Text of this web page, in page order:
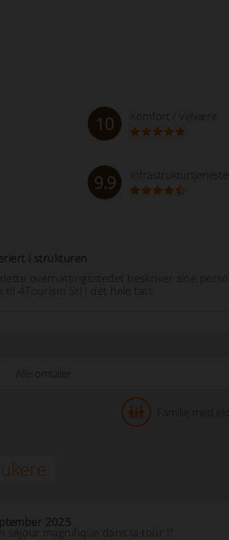
10 Komfort / Velvære
9.9
i strukturen
overnattingsstedet beskriver sine
til 4Tourism Srl i det hele tatt.
Familie med
2025
séjour magnifique dans la tour !”